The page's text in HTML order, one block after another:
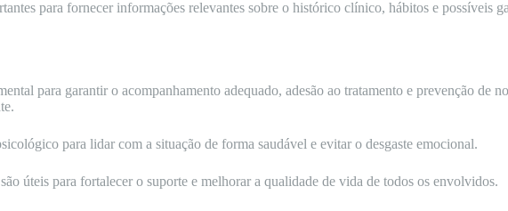
para fornecer informações relevantes sobre o histórico clínico, hábitos e possíveis
para garantir o acompanhamento adequado, adesão ao tratamento e prevenção de
para lidar com a situação de forma saudável e evitar o desgaste emocional.
úteis para fortalecer o suporte e melhorar a qualidade de vida de todos os envolvidos.